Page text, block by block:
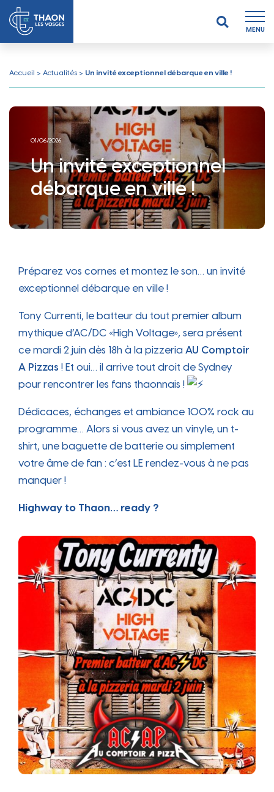
MENU
Accueil > Actualités > Un invité exceptionnel débarque en ville !
01/06/2026
Un invité exceptionnel
débarque en ville !
Préparez vos cornes et montez le son… un invité
exceptionnel débarque en ville !
Tony Currenti, le batteur du tout premier album
mythique d’AC/DC «High Voltage», sera présent
ce mardi 2 juin dès 18h à la pizzeria AU Comptoir
A Pizzas ! Et oui… il arrive tout droit de Sydney
pour rencontrer les fans thaonnais !
Dédicaces, échanges et ambiance 100% rock au
programme… Alors si vous avez un vinyle, un t-
shirt, une baguette de batterie ou simplement
votre âme de fan : c’est LE rendez-vous à ne pas
manquer !
Highway to Thaon… ready ?